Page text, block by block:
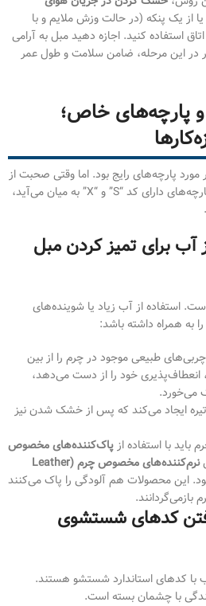
یا از یک پنکه (در حالت وزش ملایم و با
استفاده کنید. اجازه دهید مبل به آرامی
این مرحله، ضامن سلامت و طول عمر
پارچه‌های خاص؛
مورد پارچه‌های رایج بود. اما وقتی صحبت از
مبلمان چرم، مخمل، ابریشم یا پارچه‌های دارای کد “S” و “X” به میان می‌آید،
از آب برای تمیز کردن مبل
استفاده از آب زیاد یا شوینده‌های
به همراه داشته باشد:
طبیعی موجود در چرم را از بین
خود را از دست می‌دهد،
می‌خورد.
ایجاد می‌کند که پس از خشک شدن نیز
باید با استفاده از پاک‌کننده‌های مخصوص
نرم‌کننده‌های مخصوص چرم (Leather
این محصولات هم آلودگی را پاک می‌کنند
بازمی‌گردانند.
گرفتن کدهای شستشوی
با کدهای استاندارد شستشو هستند.
با چشمان بسته است.